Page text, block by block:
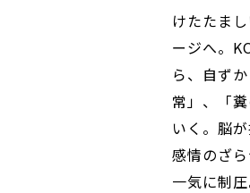
けたたま
ージへ。
ら、自ず
常」、「
いく。脳
感情のざ
一気に制